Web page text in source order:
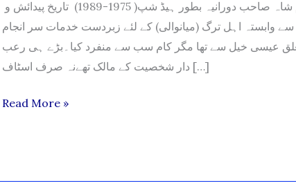
تعلیم سے وابستہ اہل ترگ (میانوالی) کے لئے زبردست خدمات سر انجام
عیسی خیل سے تھا مگر کام سب سے منفرد کیا۔بڑے ہی رعب
دار شخصیت کے مالک تھےنہ صرف اسٹاف […]
HEADMASTER
SHAH
Read More »